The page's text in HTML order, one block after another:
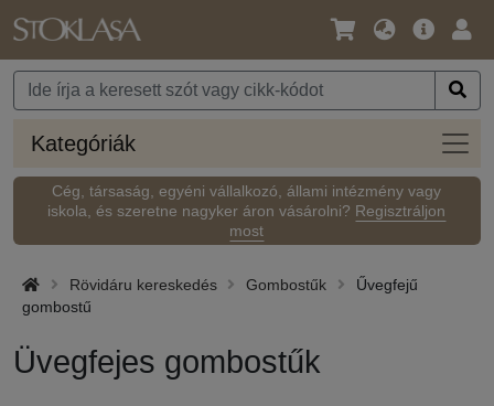
Nyelv
Pénznem
Fő
Kategóriák
Cég, társaság, egyéni vállalkozó, állami intézmény vagy
iskola, és szeretne nagyker áron vásárolni? Regisztráljon
most
Rövidáru kereskedés Gombostűk
Űvegfejű
gombostű
Üvegfejes gombostűk